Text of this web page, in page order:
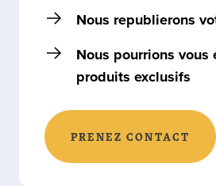
Nous republierons
Nous pourrions vous
produits exclusifs
PRENEZ CONTACT